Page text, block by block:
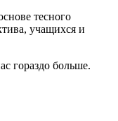
тесного
учащихся и
гораздо больше.